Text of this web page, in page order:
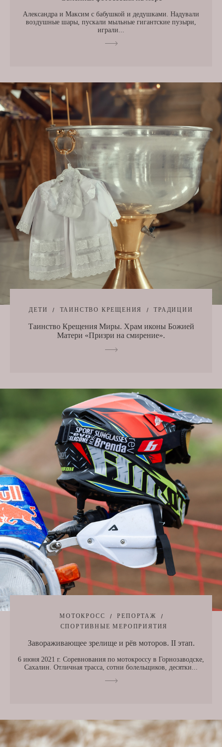
Александра и Максим с бабушкой и дедушками. Надували
воздушные шары, пускали мыльные гигантские пузыри,
играли...
ДЕТИ ТАИНСТВО КРЕЩЕНИЯ ТРАДИЦИИ
Таинство Крещения Миры. Храм иконы Божией
Матери «Призри на смирение».
МОТОКРОСС
РЕПОРТАЖ
СПОРТИВНЫЕ МЕРОПРИЯТИЯ
Завораживающее зрелище и рёв моторов. II этап.
6 июня 2021 г. Соревнования по мотокроссу в Горнозаводске,
Сахалин. Отличная трасса, сотни болельщиков, десятки...